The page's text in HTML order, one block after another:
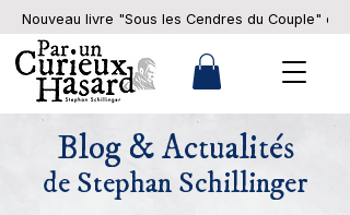
Nouveau livre "Sous les Cendres du Couple" en
Blog & Actualités
de Stephan Schillinger